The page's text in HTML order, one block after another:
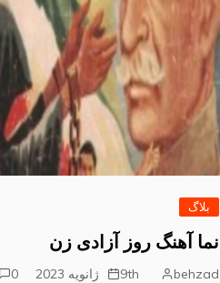
بلاگ
نما آهنگ روز آزادی زن
behzad 9th ژانویه 2023 0